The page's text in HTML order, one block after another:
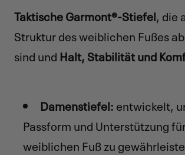
Taktische Garmont®-Stiefel, die
Struktur des weiblichen Fußes
sind und Halt, Stabilität und
Damenstiefel: entwickelt,
Passform und Unterstützung
weiblichen Fuß zu